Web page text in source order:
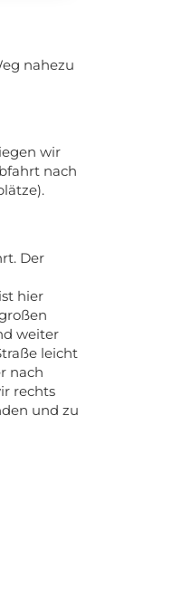
nahezu
wir
nach
Der
hier
weiter
leicht
nach
rechts
und zu